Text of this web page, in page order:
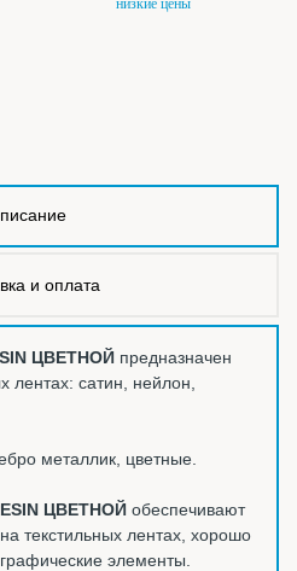
и оплата
ЦВЕТНОЙ предназначен
лентах: сатин, нейлон,
металлик, цветные.
ЦВЕТНОЙ обеспечивают
текстильных лентах, хорошо
элементы.